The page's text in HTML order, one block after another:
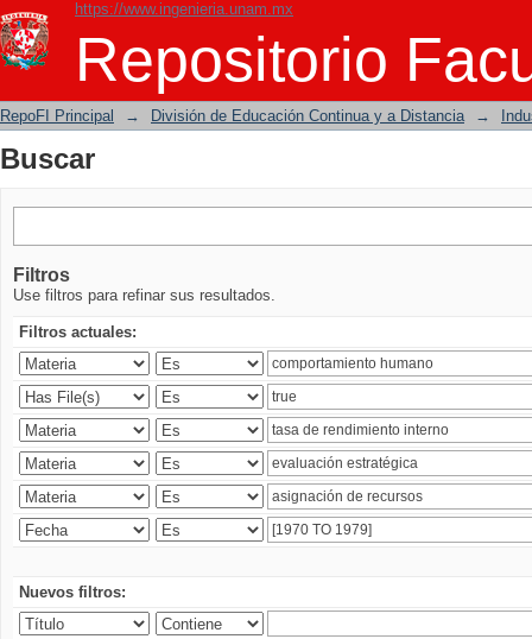
https://www.ingenieria.unam.mx
Repositorio
Buscar
RepoFI Principal → División de Educación Continua y a Distancia →
Buscar
Filtros
Use filtros para refinar sus resultados.
Filtros actuales:
Nuevos filtros: